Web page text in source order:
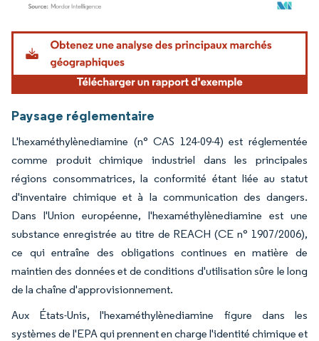
Image © Mordor Intelligence. La réutilisation nécessite une attribution sous CC BY
Paysage réglementaire
L'hexaméthylènediamine (n° CAS 124-09-4) est réglementée
comme produit chimique industriel dans les principales
régions consommatrices, la conformité étant liée au statut
d'inventaire chimique et à la communication des dangers.
Dans l'Union européenne, l'hexaméthylènediamine est une
substance enregistrée au titre de REACH (CE n° 1907/2006),
ce qui entraîne des obligations continues en matière de
maintien des données et de conditions d'utilisation sûre le long
de la chaîne d'approvisionnement.
Aux États-Unis, l'hexaméthylènediamine figure dans les
systèmes de l'EPA qui prennent en charge l'identité chimique et